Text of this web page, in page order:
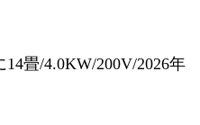
畳/4.0KW/200V/2026年